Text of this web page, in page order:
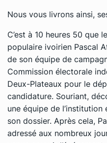
Nous vous livrons ainsi,
C’est à 10 heures 50 que
populaire ivoirien Pascal
de son équipe de
Commission électorale
Deux-Plateaux pour le
candidature. Souriant,
une équipe de
son dossier. Après cela,
adressé aux nombreux